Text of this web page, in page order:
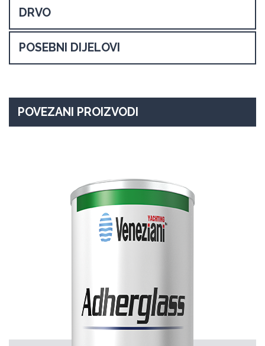
DRVO
POSEBNI DIJELOVI
POVEZANI PROIZVODI